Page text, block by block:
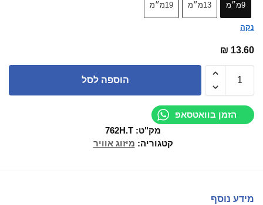
9מ״מ 13מ״מ 19מ״מ
נקה
₪ 13.60
הוספה לסל
הזמן בוואטסאפ
מק"ט: 762H.T
קטגוריה: מיזוג אוויר
מידע נוסף